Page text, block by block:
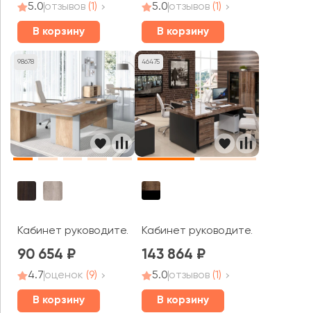
5.0отзывов (1)
В корзину
5.0отзывов (1)
В корзину
98678
Кабинет руководителя Диони / Dioni
90 654
4.7оценок (9)
В корзину
46475
Кабинет руководителя Verona
143 864
5.0отзывов (1)
В корзину